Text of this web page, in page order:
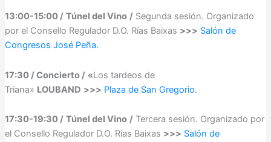
13:00-15:00 / Túnel del Vino /Segunda sesión. Organizado
por el Consello Regulador D.O. Rías Baixas >>> Salón de
Congresos José Peña.
17:30 / Concierto / «Los tardeos de
Triana» LOUBAND >>> Plaza de San Gregorio.
17:30-19:30 / Túnel del Vino /Tercera sesión. Organizado por
el Consello Regulador D.O. Rías Baixas >>> Salón de